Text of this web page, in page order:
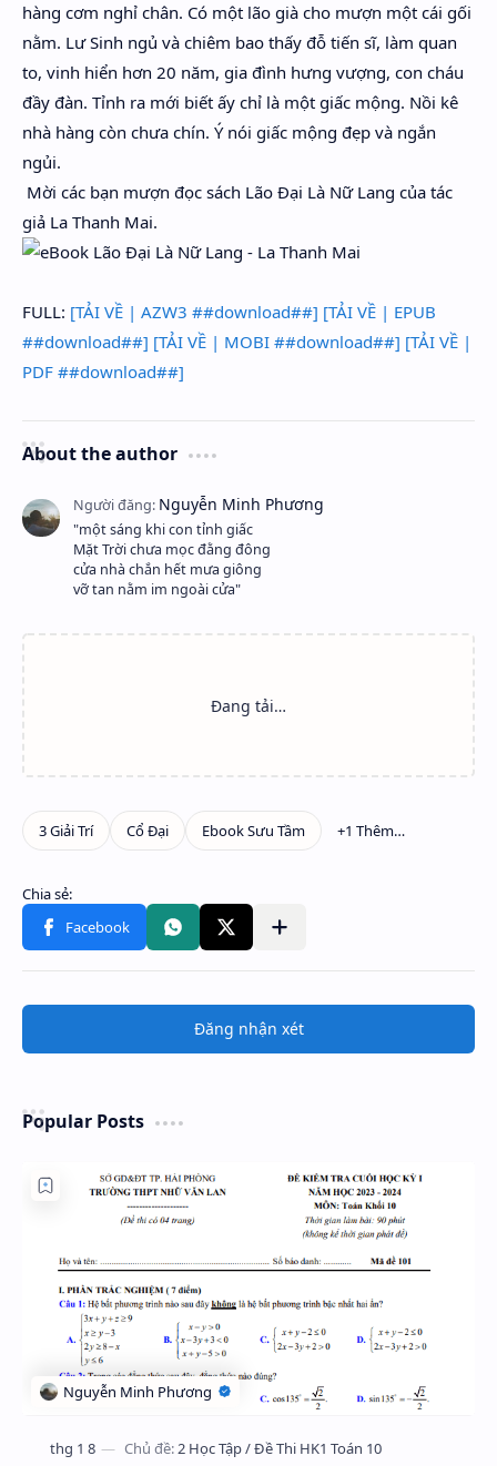
hàng cơm nghỉ chân. Có một lão già cho mượn một cái gối
nằm. Lư Sinh ngủ và chiêm bao thấy đỗ tiến sĩ, làm quan
to, vinh hiển hơn 20 năm, gia đình hưng vượng, con cháu
đầy đàn. Tỉnh ra mới biết ấy chỉ là một giấc mộng. Nồi kê
nhà hàng còn chưa chín. Ý nói giấc mộng đẹp và ngắn
ngủi.
Mời các bạn mượn đọc sách Lão Đại Là Nữ Lang của tác
giả La Thanh Mai.
FULL: [TẢI VỀ | AZW3 ##download##] [TẢI VỀ | EPUB
##download##] [TẢI VỀ | MOBI ##download##] [TẢI VỀ |
PDF ##download##]
About the author
"một sáng khi con tỉnh giấc
Mặt Trời chưa mọc đằng đông
cửa nhà chắn hết mưa giông
vỡ tan nằm im ngoài cửa"
Đăng nhận xét
Popular Posts